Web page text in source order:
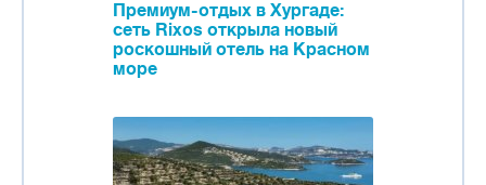
Премиум-отдых в Хургаде:
сеть Rixos открыла новый
роскошный отель на Красном
море